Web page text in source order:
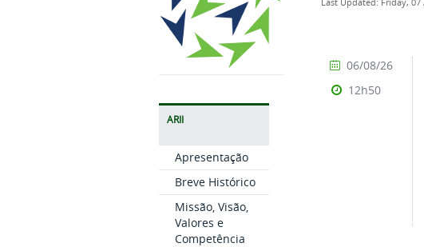
ARII
Apresentação
Breve Histórico
Missão, Visão,
Valores e
Competência
Last Updated: Friday, 07
06/08/26
12h50